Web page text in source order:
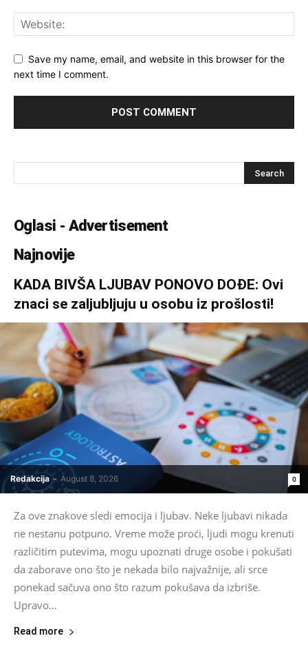
Save my name, email, and website in this browser for the
next time I comment.
Oglasi - Advertisement
Najnovije
KADA BIVŠA LJUBAV PONOVO DOĐE: Ovi
znaci se zaljubljuju u osobu iz prošlosti!
Redakcija - August 8, 2026 0
Za ove znakove sledi emocija i ljubav. Neke ljubavi nikada
ne nestanu potpuno. Vreme može proći, ljudi mogu krenuti
različitim putevima, mogu upoznati druge osobe i pokušati
da zaborave ono što je nekada bilo najvažnije, ali srce
ponekad sačuva ono što razum pokušava da izbriše.
Upravo...
Read more